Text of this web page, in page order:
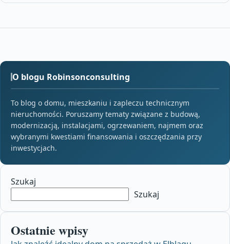
O blogu Robinsonconsulting
To blog o domu, mieszkaniu i zapleczu technicznym
nieruchomości. Poruszamy tematy związane z budową,
modernizacją, instalacjami, ogrzewaniem, najmem oraz
wybranymi kwestiami finansowania i oszczędzania przy
inwestycjach.
Szukaj
Szukaj
Ostatnie wpisy